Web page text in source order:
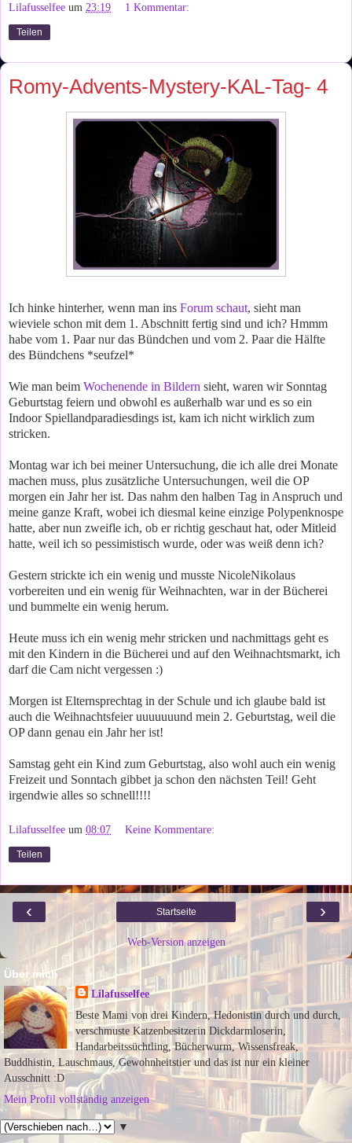
Lilafusselfee um 23:19 1 Kommentar:
Teilen
Romy-Advents-Mystery-KAL-Tag- 4
Ich hinke hinterher, wenn man ins Forum schaut, sieht man
wieviele schon mit dem 1. Abschnitt fertig sind und ich? Hmmm
habe vom 1. Paar nur das Bündchen und vom 2. Paar die Hälfte
des Bündchens *seufzel*
Wie man beim Wochenende in Bildern sieht, waren wir Sonntag
Geburtstag feiern und obwohl es außerhalb war und es so ein
Indoor Spiellandparadiesdings ist, kam ich nicht wirklich zum
stricken.
Montag war ich bei meiner Untersuchung, die ich alle drei Monate
machen muss, plus zusätzliche Untersuchungen, weil die OP
morgen ein Jahr her ist. Das nahm den halben Tag in Anspruch und
meine ganze Kraft, wobei ich diesmal keine einzige Polypenknospe
hatte, aber nun zweifle ich, ob er richtig geschaut hat, oder Mitleid
hatte, weil ich so pessimistisch wurde, oder was weiß denn ich?
Gestern strickte ich ein wenig und musste NicoleNikolaus
vorbereiten und ein wenig für Weihnachten, war in der Bücherei
und bummelte ein wenig herum.
Heute muss ich ein wenig mehr stricken und nachmittags geht es
mit den Kindern in die Bücherei und auf den Weihnachtsmarkt, ich
darf die Cam nicht vergessen :)
Morgen ist Elternsprechtag in der Schule und ich glaube bald ist
auch die Weihnachtsfeier uuuuuuund mein 2. Geburtstag, weil die
OP dann genau ein Jahr her ist!
Samstag geht ein Kind zum Geburtstag, also wohl auch ein wenig
Freizeit und Sonntach gibbet ja schon den nächsten Teil! Geht
irgendwie alles so schnell!!!!
Lilafusselfee um 08:07 Keine Kommentare:
Teilen
‹ ›
Startseite
Web-Version anzeigen
Über mich
Lilafusselfee
Beste Mami von drei Kindern, Hedonistin durch und durch,
verschmuste Katzenbesitzerin Dickdarmloserin,
Handarbeitssüchtling, Bücherwurm, Wissensfreak,
Buddhistin, Lauschmaus, Gewohnheitstier und das ist nur ein kleiner
Ausschnitt :D
Mein Profil vollständig anzeigen
▼